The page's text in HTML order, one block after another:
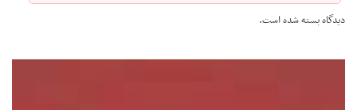
دیدگاه بسته شده است.